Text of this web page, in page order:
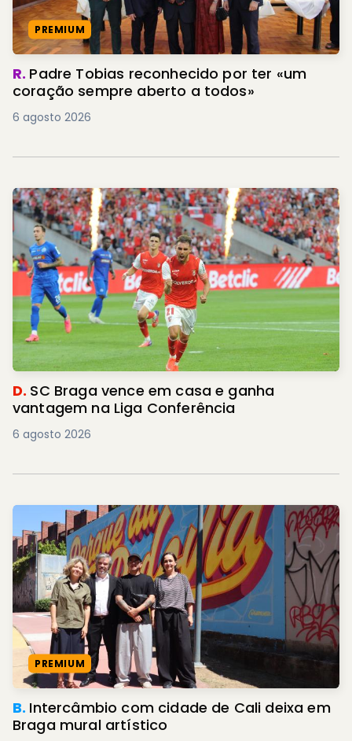
PREMIUM
R. Padre Tobias reconhecido por ter «um
coração sempre aberto a todos»
6 agosto 2026
D. SC Braga vence em casa e ganha
vantagem na Liga Conferência
6 agosto 2026
PREMIUM
B. Intercâmbio com cidade de Cali deixa em
Braga mural artístico